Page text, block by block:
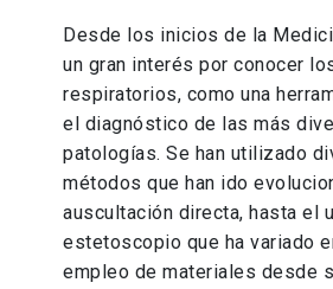
Desde los inicios de la
un gran interés por conocer
respiratorios, como una
el diagnóstico de las más
patologías. Se han utilizado
métodos que han ido
auscultación directa, hasta el
estetoscopio que ha variado
empleo de materiales desde